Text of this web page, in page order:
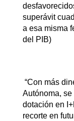
superávit
a esa misma
del PIB)
“Con más
Autónoma,
dotación en
recorte en